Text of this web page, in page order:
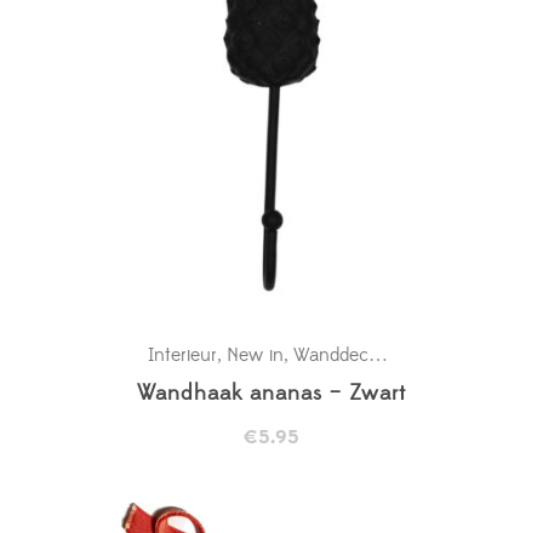
Interieur, New in, Wanddecoratie babykamer
Wandhaak ananas – Zwart
€5.95